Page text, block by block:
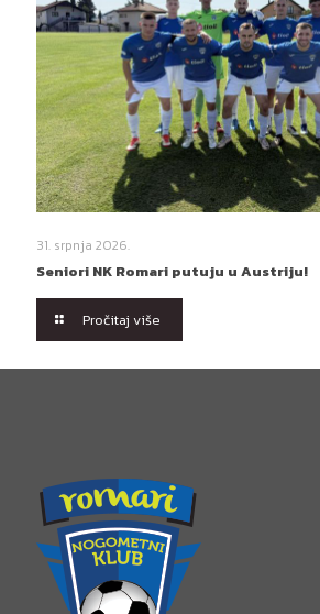
31. srpnja 2026.
Seniori NK Romari putuju u Austriju!
Pročitaj više